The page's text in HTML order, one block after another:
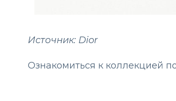
Источник: Dior
Ознакомиться к коллекцией